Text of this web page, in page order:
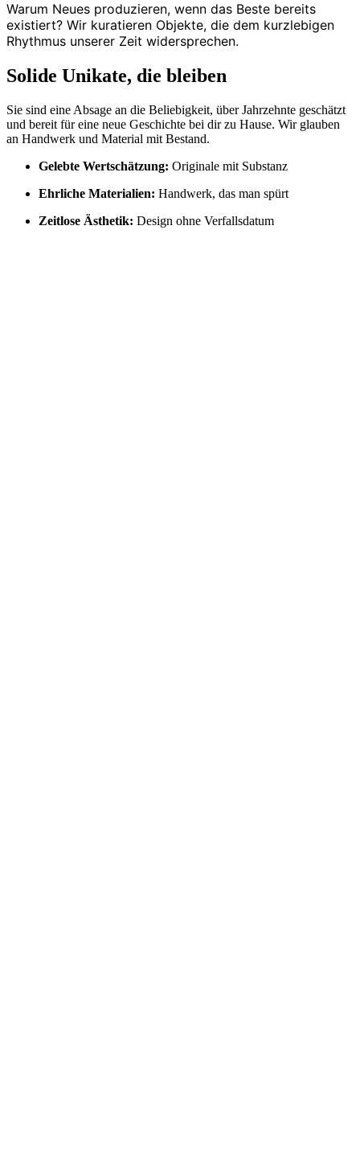
Warum Neues produzieren, wenn das Beste bereits
existiert? Wir kuratieren Objekte, die dem kurzlebigen
Rhythmus unserer Zeit widersprechen.
Solide Unikate, die bleiben
Sie sind eine Absage an die Beliebigkeit, über Jahrzehnte geschätzt
und bereit für eine neue Geschichte bei dir zu Hause. Wir glauben
an Handwerk und Material mit Bestand.
Gelebte Wertschätzung: Originale mit Substanz
Ehrliche Materialien: Handwerk, das man spürt
Zeitlose Ästhetik: Design ohne Verfallsdatum